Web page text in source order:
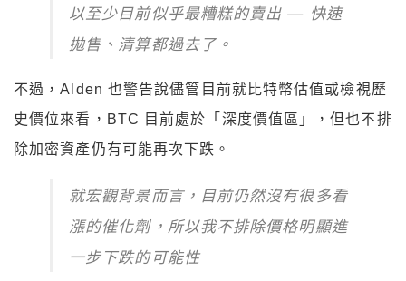
以至少目前似乎最糟糕的賣出 — 快速
拋售、清算都過去了。
不過，Alden 也警告說儘管目前就比特幣估值或檢視歷
史價位來看，BTC 目前處於「深度價值區」，但也不排
除加密資產仍有可能再次下跌。
就宏觀背景而言，目前仍然沒有很多看
漲的催化劑，所以我不排除價格明顯進
一步下跌的可能性